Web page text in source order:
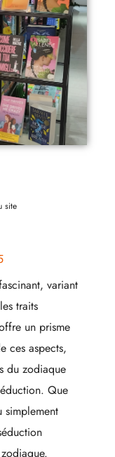
site
variant
traits
un prisme
ces aspects,
du zodiaque
Que
simplement